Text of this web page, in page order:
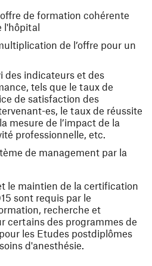
de formation cohérente
l'hôpital
de l’offre pour un
des indicateurs et des
tels que le taux de
de satisfaction des
es, le taux de réussite
mesure de l’impact de la
professionnelle, etc.
de management par la
le maintien de la certification
sont requis par le
recherche et
certains des programmes de
les Etudes postdiplômes
d'anesthésie.